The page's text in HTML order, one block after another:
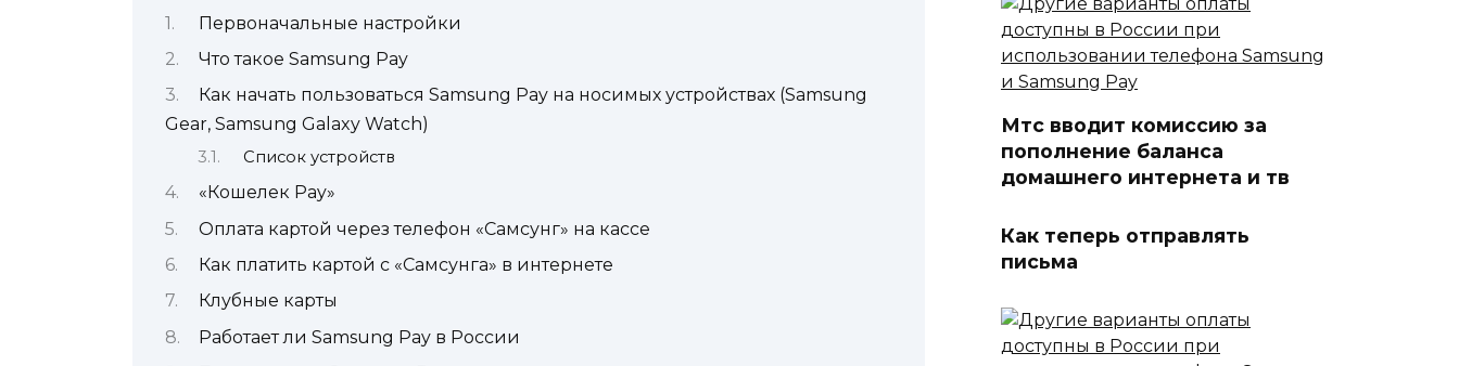
Первоначальные настройки
Что такое Samsung Pay
Как начать пользоваться Samsung Pay на носимых устройствах (Samsung
Gear, Samsung Galaxy Watch)
Список устройств
«Кошелек Pay»
Оплата картой через телефон «Самсунг» на кассе
Как платить картой с «Самсунга» в интернете
Клубные карты
Работает ли Samsung Pay в России
Мтс вводит комиссию за
пополнение баланса
домашнего интернета и тв
Как теперь отправлять
письма